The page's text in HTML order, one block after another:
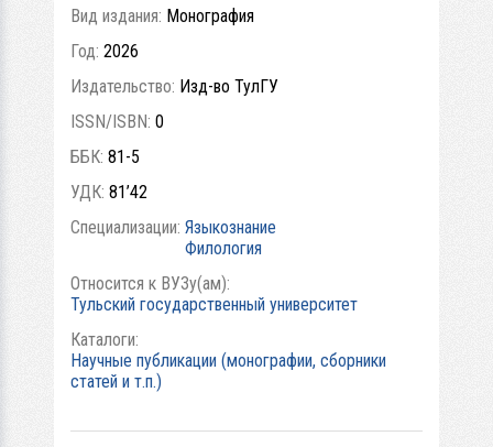
Вид издания: Монография
Год: 2026
Издательство: Изд-во ТулГУ
ISSN/ISBN: 0
ББК: 81-5
УДК: 81’42
Специализации: Языкознание
Филология
Относится к ВУЗу(ам):
Тульский государственный университет
Каталоги:
Научные публикации (монографии, сборники
статей и т.п.)